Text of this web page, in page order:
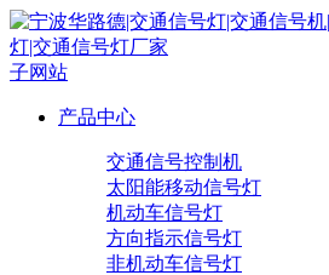
子网站
产品中心
交通信号控制机
太阳能移动信号灯
机动车信号灯
方向指示信号灯
非机动车信号灯